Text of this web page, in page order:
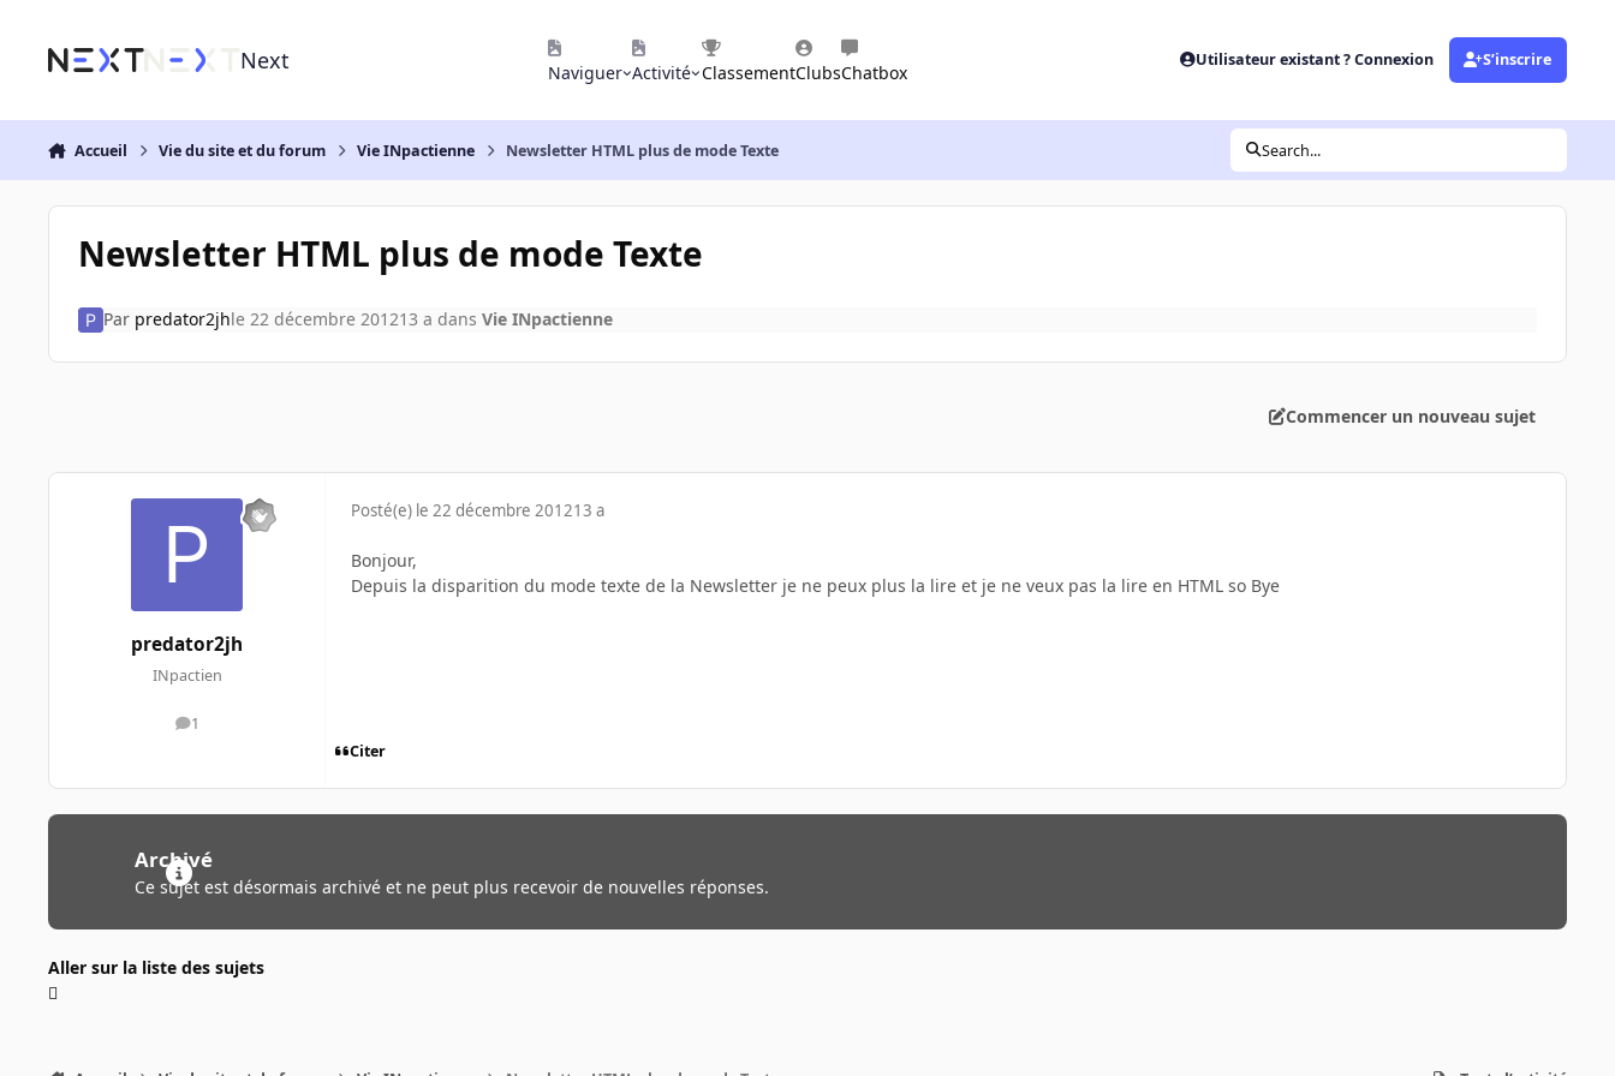
Next Naviguer Activité ClassementClubsChatbox
Utilisateur existant ? Connexion S’inscrire
Accueil Vie du site et du forum Vie INpactienne Newsletter HTML plus de mode Texte Search...
Newsletter HTML plus de mode Texte
Par predator2jhle 22 décembre 201213 a dans Vie INpactienne
Commencer un nouveau sujet
predator2jh
INpactien
1
messages
Posté(e) le 22 décembre 201213 a
Bonjour,
Depuis la disparition du mode texte de la Newsletter je ne peux plus la lire et je ne veux pas la lire en HTML so Bye
Citer
Archivé
Ce sujet est désormais archivé et ne peut plus recevoir de nouvelles réponses.
Aller sur la liste des sujets